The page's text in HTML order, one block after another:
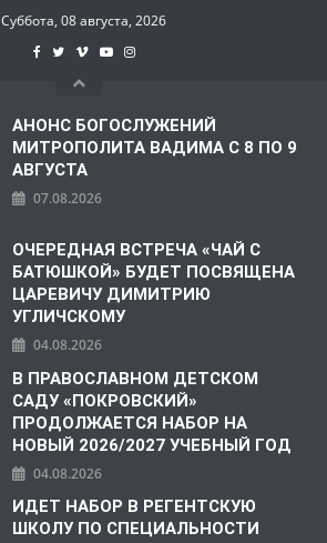
Суббота, 08 августа, 2026
АНОНС БОГОСЛУЖЕНИЙ
МИТРОПОЛИТА ВАДИМА С 8 ПО 9
АВГУСТА
07.08.2026
ОЧЕРЕДНАЯ ВСТРЕЧА «ЧАЙ С
БАТЮШКОЙ» БУДЕТ ПОСВЯЩЕНА
ЦАРЕВИЧУ ДИМИТРИЮ
УГЛИЧСКОМУ
04.08.2026
В ПРАВОСЛАВНОМ ДЕТСКОМ
САДУ «ПОКРОВСКИЙ»
ПРОДОЛЖАЕТСЯ НАБОР НА
НОВЫЙ 2026/2027 УЧЕБНЫЙ ГОД
04.08.2026
ИДЕТ НАБОР В РЕГЕНТСКУЮ
ШКОЛУ ПО СПЕЦИАЛЬНОСТИ